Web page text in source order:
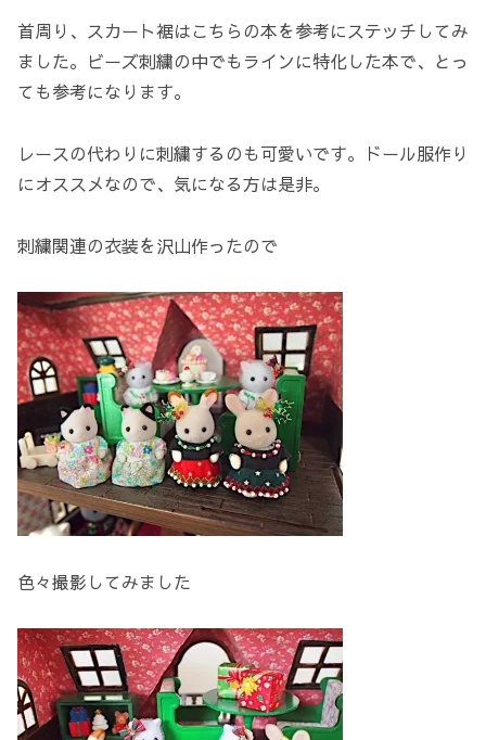
首周り、スカート裾はこちらの本を参考にステッチしてみ
ました。ビーズ刺繍の中でもラインに特化した本で、とっ
ても参考になります。
レースの代わりに刺繍するのも可愛いです。ドール服作り
にオススメなので、気になる方は是非。
刺繍関連の衣装を沢山作ったので
色々撮影してみました